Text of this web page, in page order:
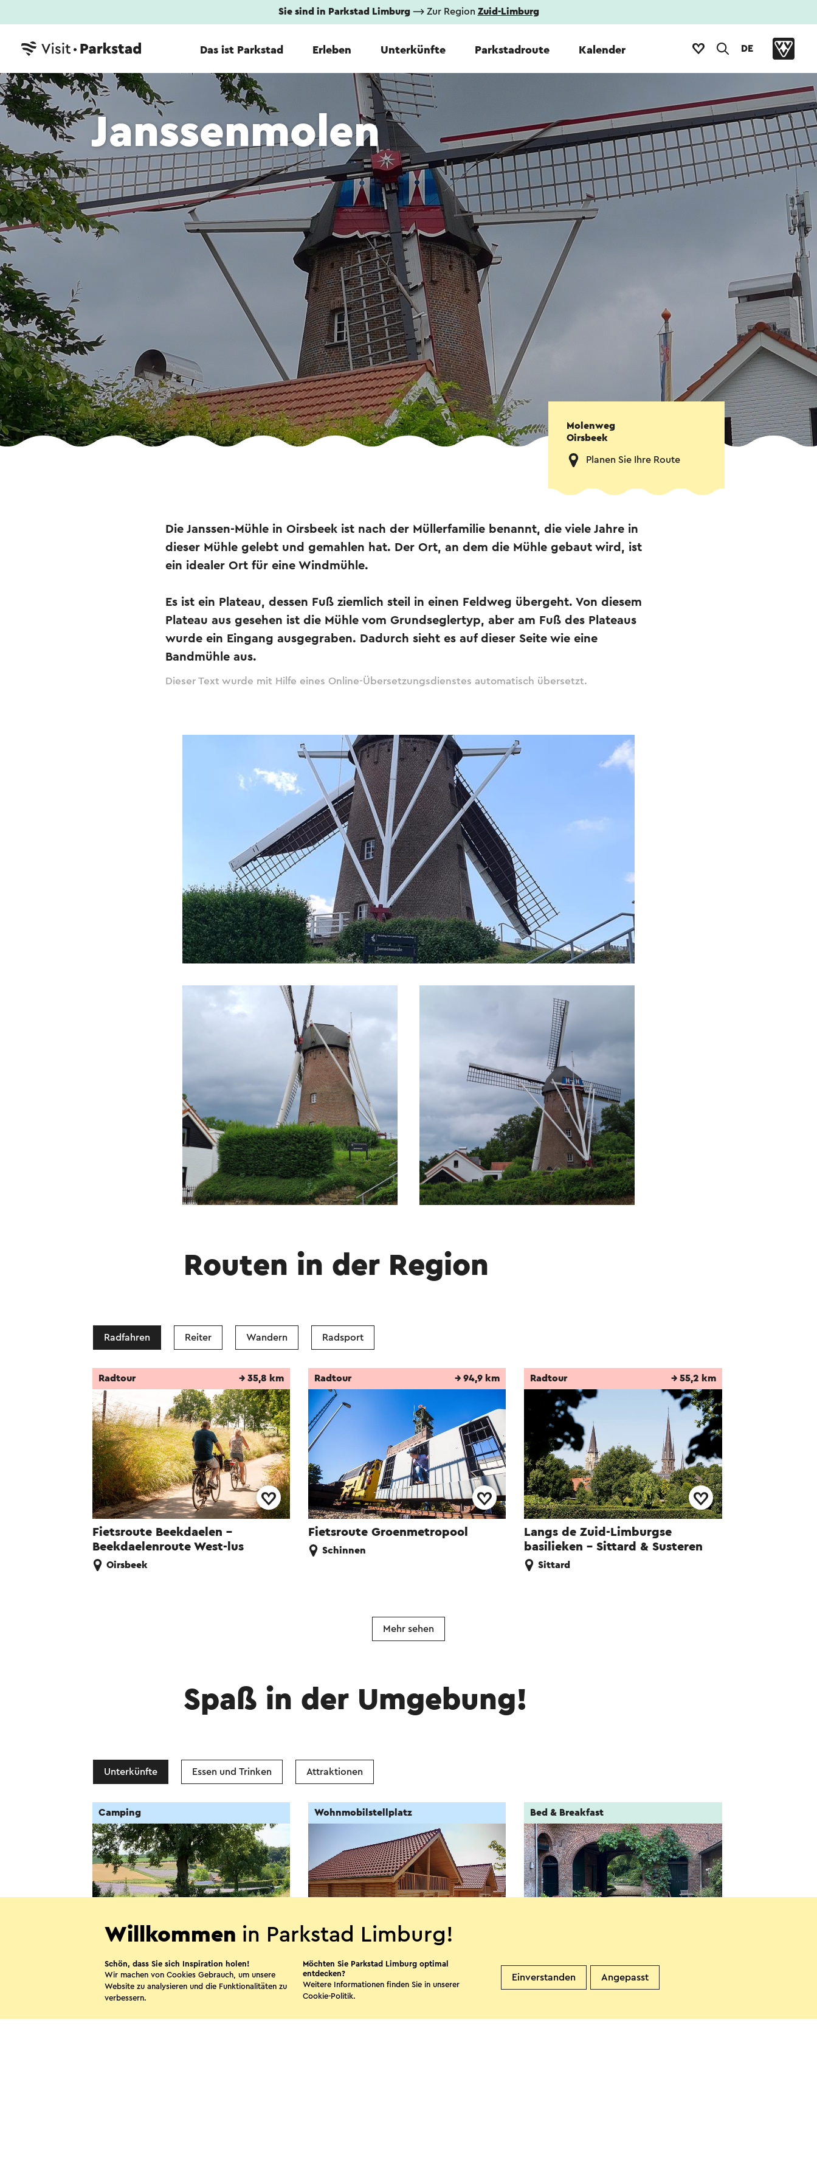
Sie sind in Parkstad Limburg⟶ Zur Region Zuid-Limburg
Das ist Parkstad Erleben Unterkünfte Parkstadroute Kalender DE
Janssenmolen
Molenweg
Oirsbeek
Planen Sie Ihre Route
Die Janssen-Mühle in Oirsbeek ist nach der Müllerfamilie benannt, die viele Jahre in
dieser Mühle gelebt und gemahlen hat. Der Ort, an dem die Mühle gebaut wird, ist
ein idealer Ort für eine Windmühle.
Es ist ein Plateau, dessen Fuß ziemlich steil in einen Feldweg übergeht. Von diesem
Plateau aus gesehen ist die Mühle vom Grundseglertyp, aber am Fuß des Plateaus
wurde ein Eingang ausgegraben. Dadurch sieht es auf dieser Seite wie eine
Bandmühle aus.
Dieser Text wurde mit Hilfe eines Online-Übersetzungsdienstes automatisch übersetzt.
Routen in der Region
Radfahren Reiter Wandern Radsport
Fietsroute Beekdaelen -
Beekdaelenroute West-lus
Radtour → 35,8 km
Oirsbeek
Fietsroute Groenmetropool
Radtour → 94,9 km
Schinnen
Langs de Zuid-Limburgse
basilieken - Sittard & Susteren
Radtour → 55,2 km
Sittard
Mehr sehen
Spaß in der Umgebung!
Unterkünfte Essen und Trinken Attraktionen
Hoeve Krekelberg
Camping
Schinnen
Camping High Chaparral
Wohnmobilstellplatz
Oirsbeek
B&B Hoeve aan de Beukenberg
Bed & Breakfast
Oirsbeek
Willkommen in Parkstad Limburg!
Schön, dass Sie sich Inspiration holen!
Wir machen von Cookies Gebrauch, um unsere
Website zu analysieren und die Funktionalitäten zu
verbessern.
Möchten Sie Parkstad Limburg optimal
entdecken?
Weitere Informationen finden Sie in unserer
Cookie-Politik.
Einverstanden Angepasst